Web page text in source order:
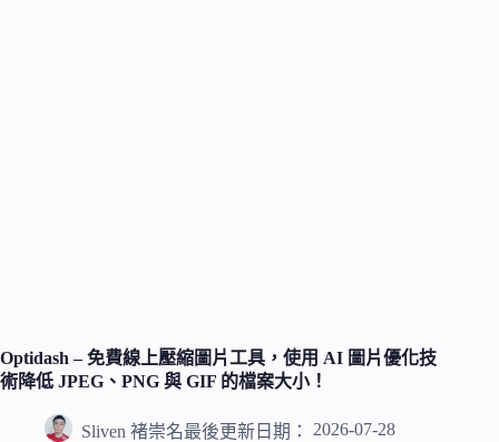
Optidash – 免費線上壓縮圖片工具，使用 AI 圖片優化技
術降低 JPEG、PNG 與 GIF 的檔案大小！
Sliven 褚崇名最後更新日期：
2026-07-28